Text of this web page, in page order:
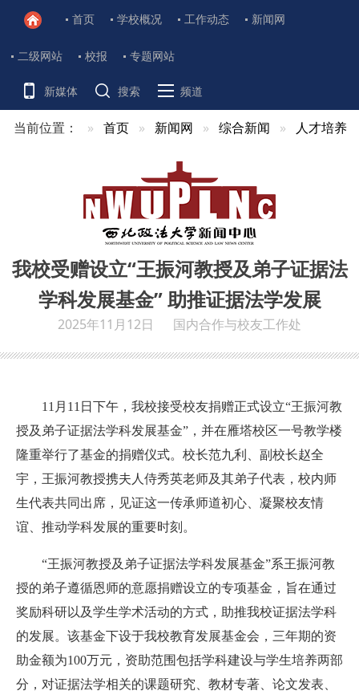
首页 学校概况 工作动态 新闻网
二级网站 校报 专题网站
新媒体 搜索 频道
当前位置： 首页 新闻网 综合新闻 人才培养
我校受赠设立“王振河教授及弟子证据法
学科发展基金” 助推证据法学发展
2025年11月12日 国内合作与校友工作处
11月11日下午，我校接受校友捐赠正式设立“王振河教
授及弟子证据法学科发展基金”，并在雁塔校区一号教学楼
隆重举行了基金的捐赠仪式。校长范九利、副校长赵全
宇，王振河教授携夫人侍秀英老师及其弟子代表，校内师
生代表共同出席，见证这一传承师道初心、凝聚校友情
谊、推动学科发展的重要时刻。
“王振河教授及弟子证据法学科发展基金”系王振河教
授的弟子遵循恩师的意愿捐赠设立的专项基金，旨在通过
奖励科研以及学生学术活动的方式，助推我校证据法学科
的发展。该基金下设于我校教育发展基金会，三年期的资
助金额为100万元，资助范围包括学科建设与学生培养两部
分，对证据法学相关的课题研究、教材专著、论文发表、